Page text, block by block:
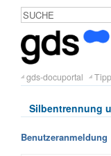
gds-docuportal
Silbentrennung
Benutzeranmeldung